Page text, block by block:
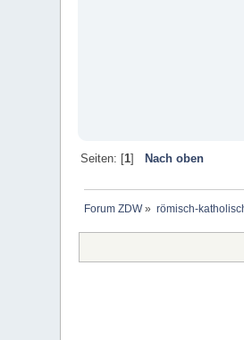
Seiten: [1] Nach oben
Forum ZDW» römisch-